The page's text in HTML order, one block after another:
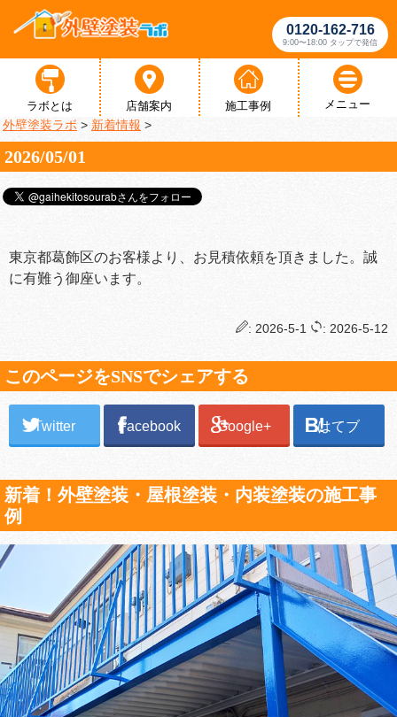
0120-162-716
9:00〜18:00 タップで発信
ラボとは 店舗案内 施工事例 メニュー
外壁塗装ラボ > 新着情報 >
2026/05/01
東京都葛飾区のお客様より、お見積依頼を頂きました。誠
に有難う御座います。
: 2026-5-1 : 2026-5-12
このページをSNSでシェアする
Twitter Facebook Google+ はてブ
新着！外壁塗装・屋根塗装・内装塗装の施工事
例